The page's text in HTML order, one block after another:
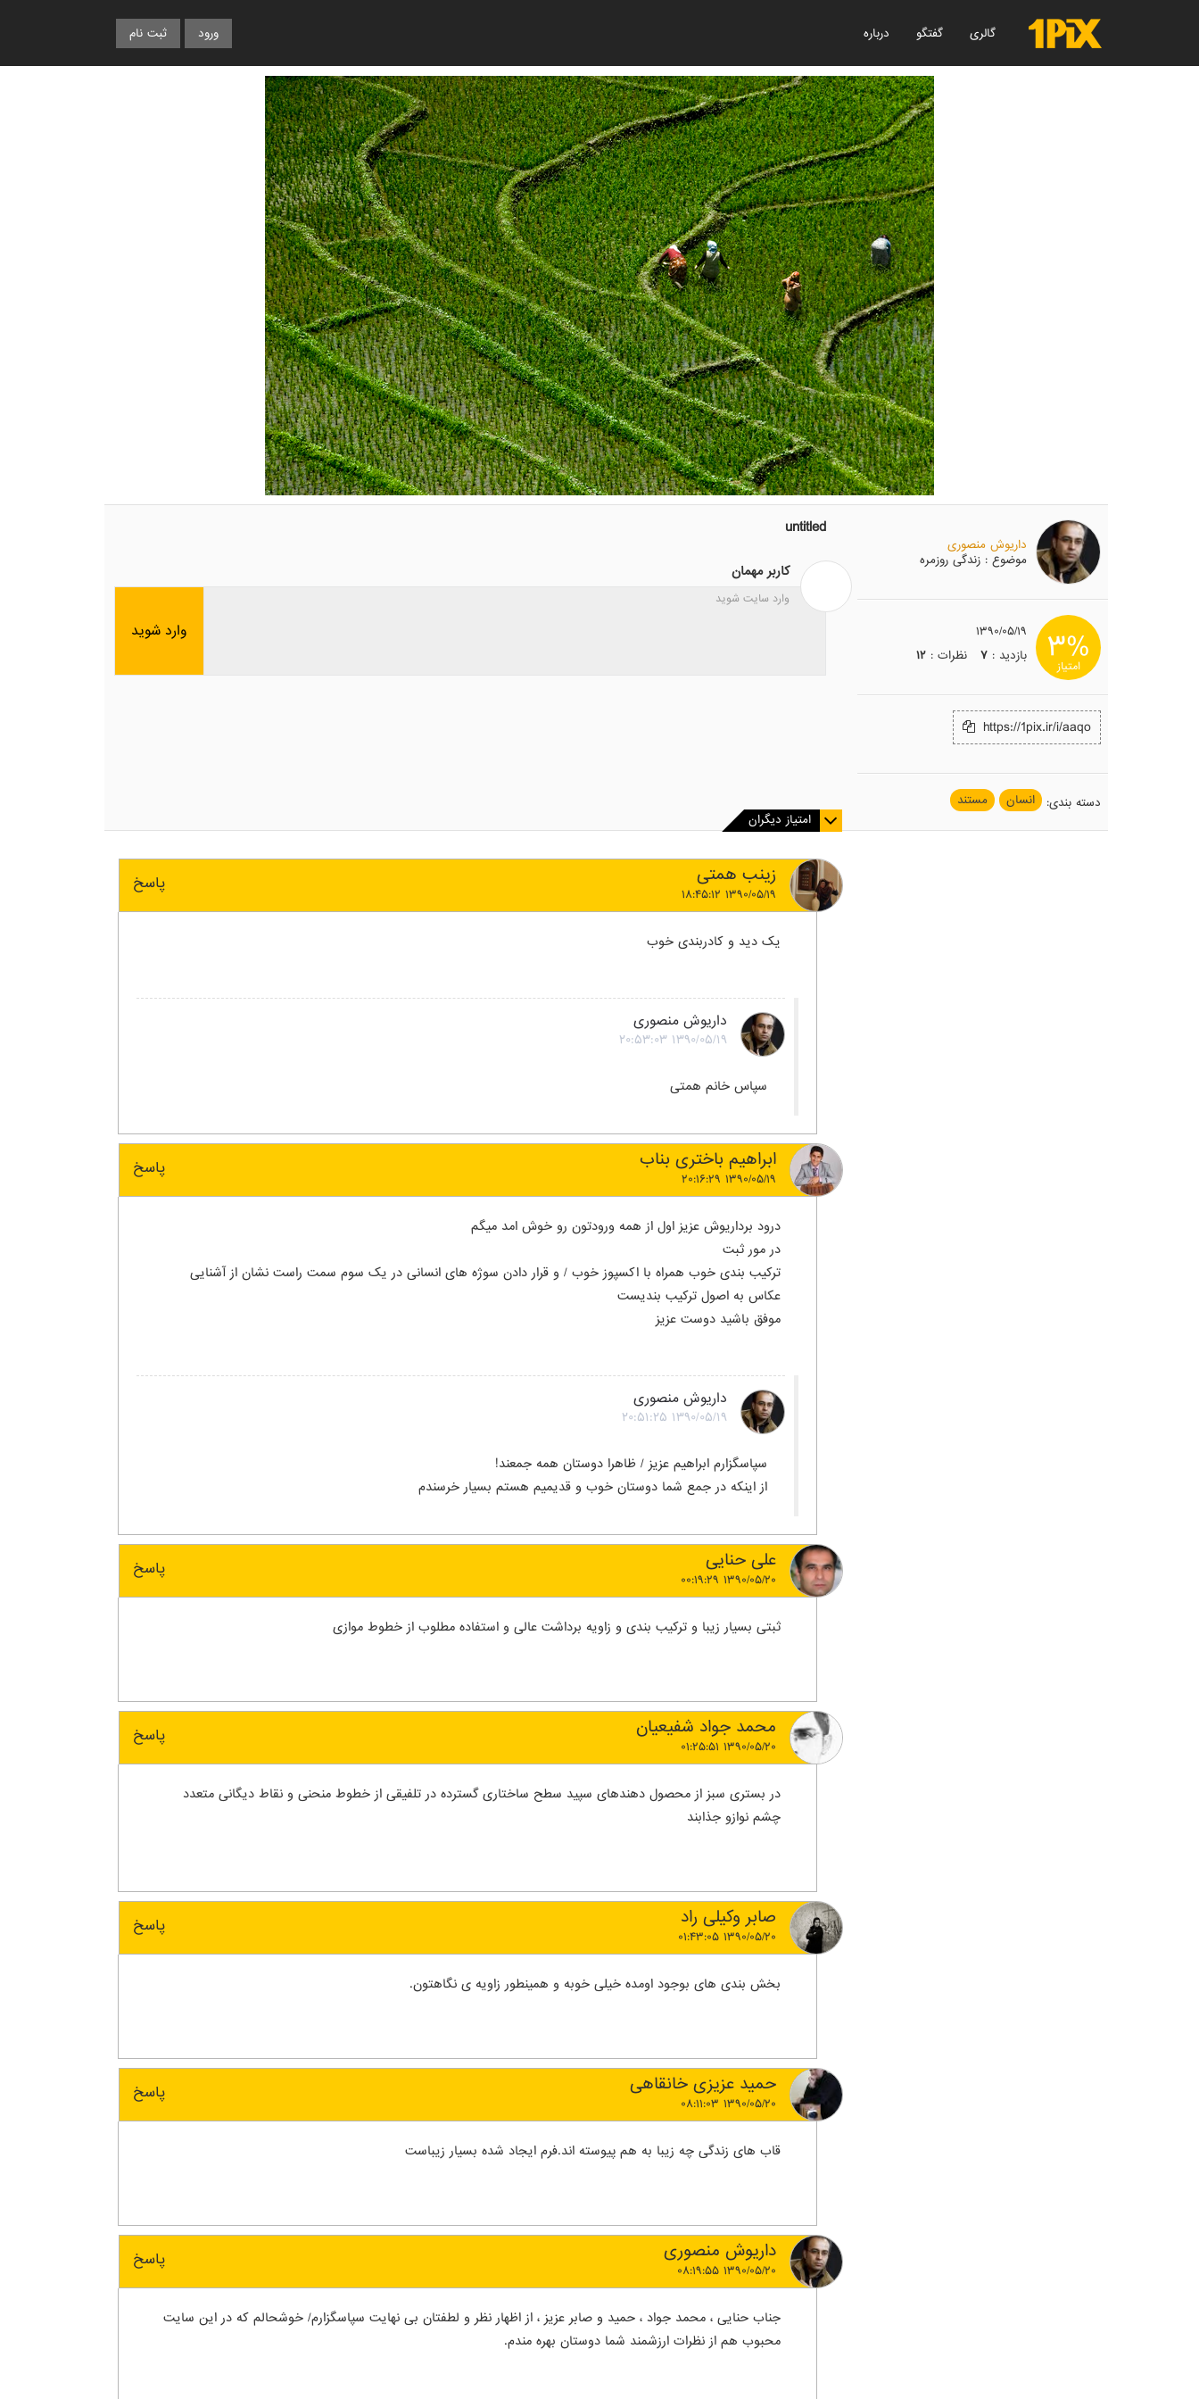
گالری گفتگو درباره ورود ثبت نام
داریوش منصوری
موضوع : زندگی روزمره
۳%
امتیاز
۱۳۹۰/۰۵/۱۹
بازدید : ۷ نظرات : ۱۲
https://1pix.ir/i/aaqo
دسته بندی: انسان مستند
untitled
کاربر مهمان
وارد شوید
امتیاز دیگران
زینب همتی
۱۳۹۰/۰۵/۱۹ ۱۸:۴۵:۱۲
پاسخ
یک دید و کادربندی خوب
داریوش منصوری
۱۳۹۰/۰۵/۱۹ ۲۰:۵۳:۰۳
سپاس خانم همتی
ابراهیم باختری بناب
۱۳۹۰/۰۵/۱۹ ۲۰:۱۶:۲۹
پاسخ
درود برداریوش عزیز اول از همه ورودتون رو خوش امد میگم
در مور ثبت
ترکیب بندی خوب همراه با اکسپوز خوب / و قرار دادن سوژه های انسانی در یک سوم سمت راست نشان از آشنایی
عکاس به اصول ترکیب بندیست
موفق باشید دوست عزیز
داریوش منصوری
۱۳۹۰/۰۵/۱۹ ۲۰:۵۱:۲۵
سپاسگزارم ابراهیم عزیز / ظاهرا دوستان همه جمعند!
از اینکه در جمع شما دوستان خوب و قدیمیم هستم بسیار خرسندم
علی حنایی
۱۳۹۰/۰۵/۲۰ ۰۰:۱۹:۲۹
پاسخ
ثبتی بسیار زیبا و ترکیب بندی و زاویه برداشت عالی و استفاده مطلوب از خطوط موازی
محمد جواد شفیعیان
۱۳۹۰/۰۵/۲۰ ۰۱:۲۵:۵۱
پاسخ
در بستری سبز از محصول دهندهای سپید سطح ساختاری گسترده در تلفیقی از خطوط منحنی و نقاط دیگانی متعدد
چشم نوازو جذابند
صابر وکیلی راد
۱۳۹۰/۰۵/۲۰ ۰۱:۴۳:۰۵
پاسخ
بخش بندی های بوجود اومده خیلی خوبه و همینطور زاویه ی نگاهتون.
حمید عزیزی خانقاهی
۱۳۹۰/۰۵/۲۰ ۰۸:۱۱:۰۳
پاسخ
قاب های زندگی چه زیبا به هم پیوسته اند.فرم ایجاد شده بسیار زیباست
داریوش منصوری
۱۳۹۰/۰۵/۲۰ ۰۸:۱۹:۵۵
پاسخ
جناب حنایی ، محمد جواد ، حمید و صابر عزیز ، از اظهار نظر و لطفتان بی نهایت سپاسگزارم/ خوشحالم که در این سایت
محبوب هم از نظرات ارزشمند شما دوستان بهره مندم.